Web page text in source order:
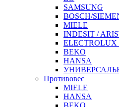
SAMSUNG
BOSCH/
MIELE
INDESIT /
ELECTROLUX
BEKO
HANSA
Противовес
MIELE
HANSA
BEKO